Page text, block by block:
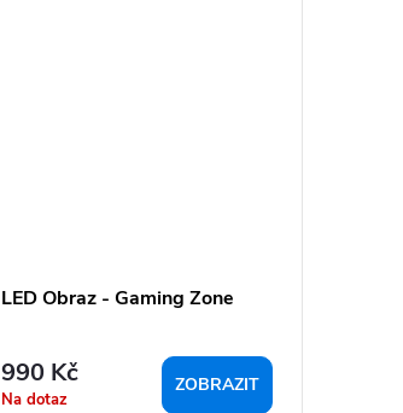
LED Obraz - Gaming Zone
990 Kč
Na dotaz
ZOBRAZIT